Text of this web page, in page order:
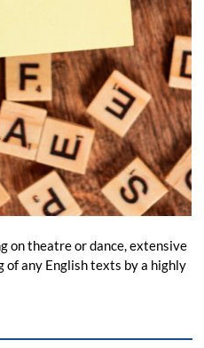
on theatre or dance, extensive
any English texts by a highly